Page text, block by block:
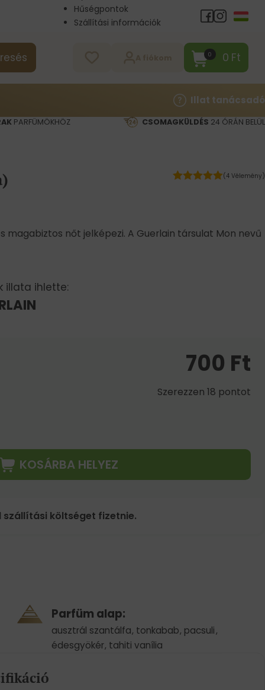
Hűségpontok
Szállítási információk
0 0 Ft
Illat tanácsadó
PARFÜMÖKHÖZ CSOMAGKÜLDÉS 24 ÓRÁN BELÜL
(4 Vélemény)
magabiztos nőt jelképezi. A Guerlain társulat Mon nevű
illata ihlette:
700 Ft
Szerezzen 18 pontot
KOSÁRBA HELYEZ
szállítási költséget fizetnie.
Parfüm alap:
ausztrál szantálfa, tonkabab, pacsuli,
édesgyökér, tahiti vanília